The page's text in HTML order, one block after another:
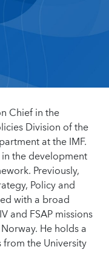
Chief in the
Division of the
at the IMF.
the development
Previously,
Policy and
with a broad
and FSAP missions
He holds a
the University